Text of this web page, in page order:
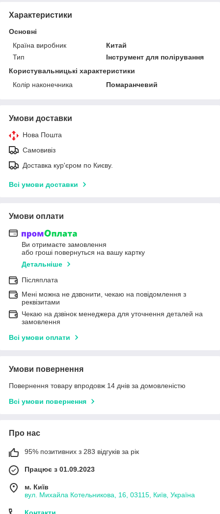
Характеристики
Основні
Країна виробник
Китай
Тип
Інструмент для полірування
Користувальницькі характеристики
Колір наконечника
Помаранчевий
Умови доставки
Нова Пошта
Самовивіз
Доставка кур'єром по Києву.
Всі умови доставки
Умови оплати
Ви отримаєте замовлення
або гроші повернуться на вашу картку
Детальніше
Післяплата
Мені можна не дзвонити, чекаю на повідомлення з
реквізитами
Чекаю на дзвінок менеджера для уточнення деталей на
замовлення
Всі умови оплати
Умови повернення
Повернення товару впродовж 14 днів за домовленістю
Всі умови повернення
Про нас
95% позитивних з 283 відгуків за рік
Працює з 01.09.2023
м. Київ
вул. Михайла Котельникова, 16, 03115, Київ, Україна